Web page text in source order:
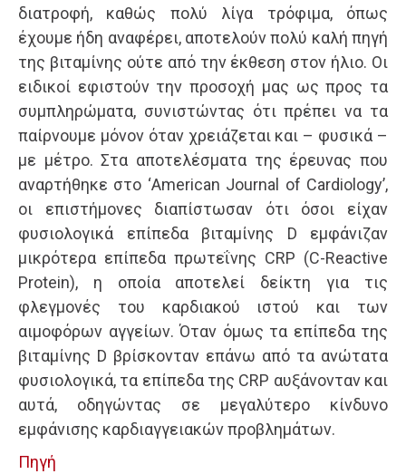
διατροφή, καθώς πολύ λίγα τρόφιμα, όπως
έχουμε ήδη αναφέρει, αποτελούν πολύ καλή πηγή
της βιταμίνης ούτε από την έκθεση στον ήλιο. Οι
ειδικοί εφιστούν την προσοχή μας ως προς τα
συμπληρώματα, συνιστώντας ότι πρέπει να τα
παίρνουμε μόνον όταν χρειάζεται και – φυσικά –
με μέτρο. Στα αποτελέσματα της έρευνας που
αναρτήθηκε στο ‘American Journal of Cardiology’,
οι επιστήμονες διαπίστωσαν ότι όσοι είχαν
φυσιολογικά επίπεδα βιταμίνης D εμφάνιζαν
μικρότερα επίπεδα πρωτεΐνης CRP (C-Reactive
Protein), η οποία αποτελεί δείκτη για τις
φλεγμονές του καρδιακού ιστού και των
αιμοφόρων αγγείων. Όταν όμως τα επίπεδα της
βιταμίνης D βρίσκονταν επάνω από τα ανώτατα
φυσιολογικά, τα επίπεδα της CRP αυξάνονταν και
αυτά, οδηγώντας σε μεγαλύτερο κίνδυνο
εμφάνισης καρδιαγγειακών προβλημάτων.
Πηγή